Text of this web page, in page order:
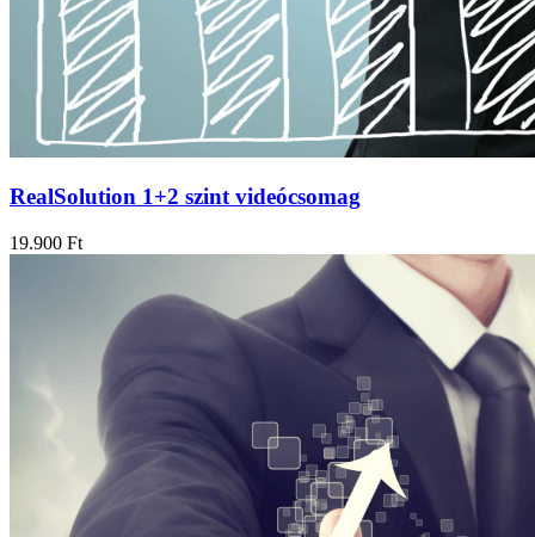
RealSolution 1+2 szint videócsomag
19.900 Ft